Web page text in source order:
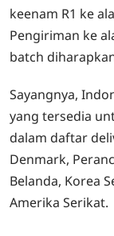
keenam R1 ke
Pengiriman ke
batch
Sayangnya,
yang tersedia
dalam daftar
Denmark,
Belanda, Korea
Amerika Serikat.